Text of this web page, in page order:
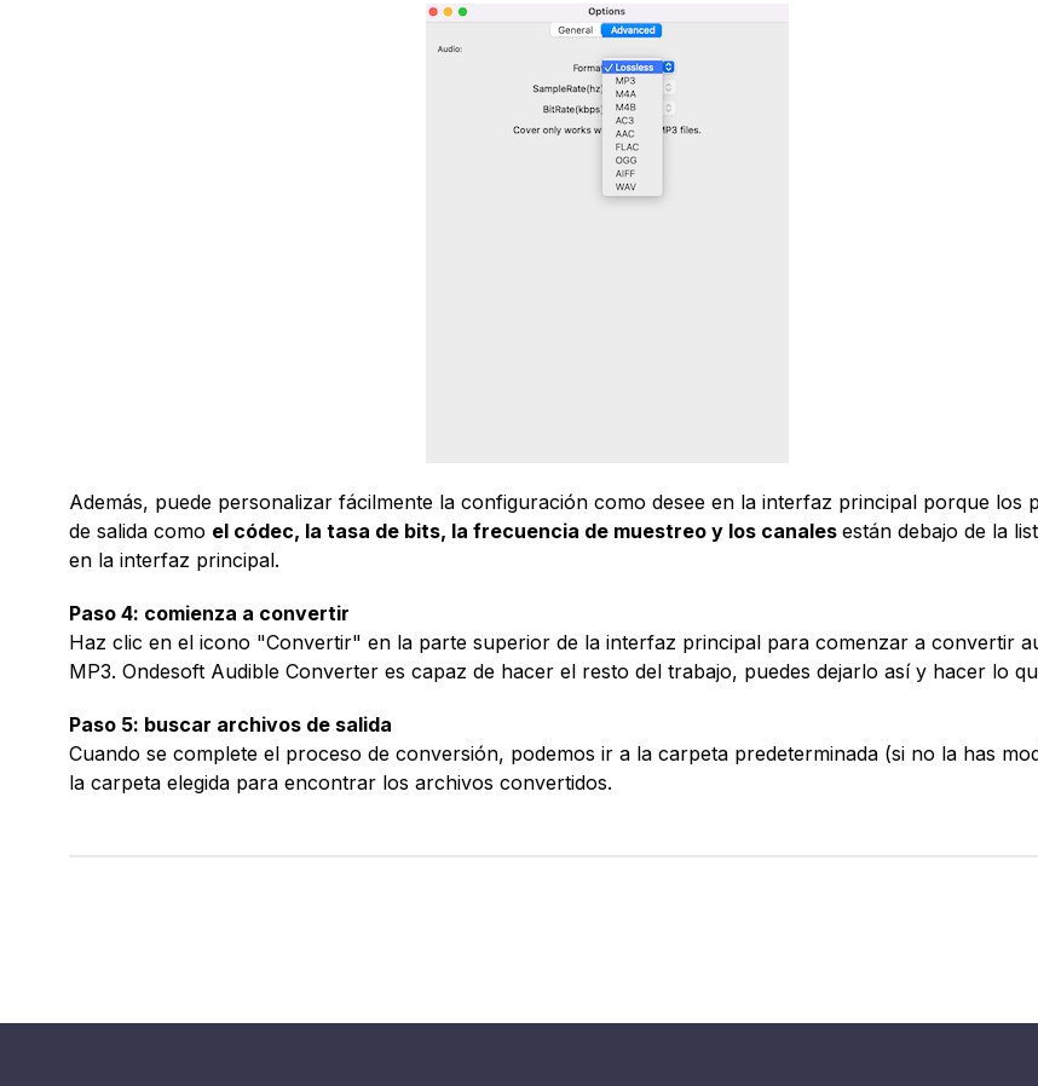
Además, puede personalizar fácilmente la configuración como desee en la interfaz principal porque los
de salida como el códec, la tasa de bits, la frecuencia de muestreo y los canales están debajo de la
en la interfaz principal.
Paso 4: comienza a convertir
Haz clic en el icono "Convertir" en la parte superior de la interfaz principal para comenzar a convertir
MP3. Ondesoft Audible Converter es capaz de hacer el resto del trabajo, puedes dejarlo así y hacer lo
Paso 5: buscar archivos de salida
Cuando se complete el proceso de conversión, podemos ir a la carpeta predeterminada (si no la has
la carpeta elegida para encontrar los archivos convertidos.